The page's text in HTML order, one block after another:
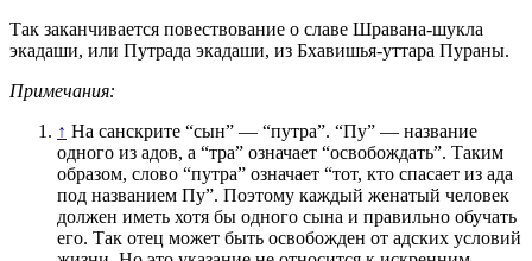
Так заканчивается повествование о славе Шравана-шукла
экадаши, или Путрада экадаши, из Бхавишья-уттара Пураны.
Примечания:
↑ На санскрите “сын” — “путра”. “Пу” — название
одного из адов, а “тра” означает “освобождать”. Таким
образом, слово “путра” означает “тот, кто спасает из ада
под названием Пу”. Поэтому каждый женатый человек
должен иметь хотя бы одного сына и правильно обучать
его. Так отец может быть освобожден от адских условий